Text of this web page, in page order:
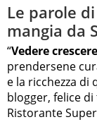
Le parole
mangia da
“Vedere
prendersene
e la ricchezza di
blogger, felice
Ristorante